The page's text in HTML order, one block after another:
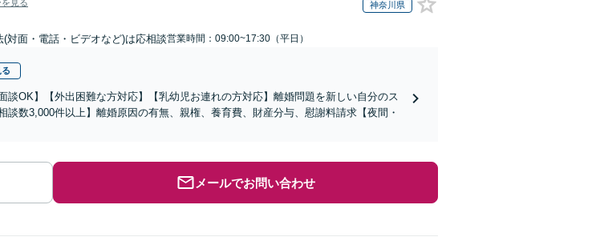
見る 神奈川県
(対面・電話・ビデオなど)は応相談営業時間：09:00~17:30（平日）
談OK】【外出困難な方対応】【乳幼児お連れの方対応】離婚問題を新しい自分のス
談数3,000件以上】離婚原因の有無、親権、養育費、財産分与、慰謝料請求【夜間・
メールでお問い合わせ